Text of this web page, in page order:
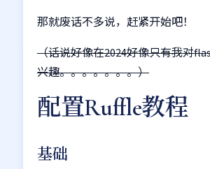
那就废话不多说，赶紧开始吧！
（话说好像在2024好像只有我对
兴趣。。。。。。。）
配置Ruffle教程
基础